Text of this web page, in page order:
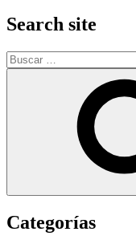
Search site
Buscar
por:
Categorías